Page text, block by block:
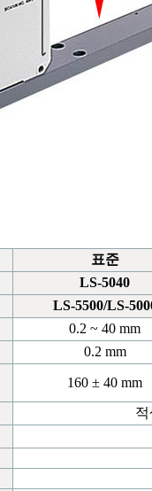
표준
LS-5040
LS-5500/LS-
0.2 ~ 40 mm
0.2 mm
160 ± 40 mm